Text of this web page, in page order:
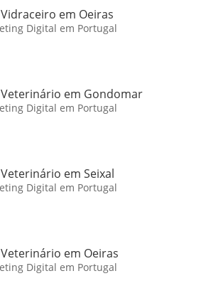
em Oeiras
Digital em Portugal
em Gondomar
Digital em Portugal
em Seixal
Digital em Portugal
em Oeiras
Digital em Portugal